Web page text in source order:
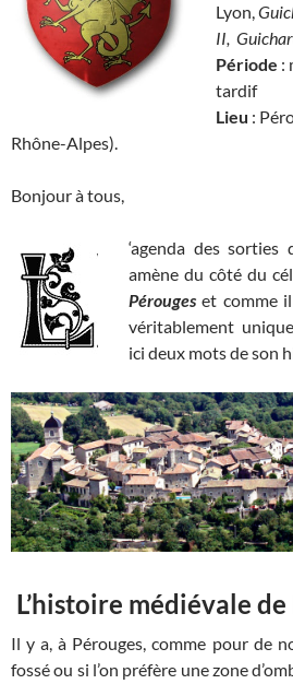
Lyon,
II,
Période :
tardif
Lieu :
Rhône-Alpes).
Bonjour à tous,
‘agenda des
amène du côté du
Pérouges et comme il
véritablement
ici deux mots de son
L’histoire médiévale
Il y a, à Pérouges, comme pour de
fossé ou si l’on préfère une zone